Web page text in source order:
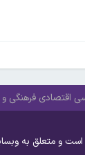
اقتصادی فرهنگی
و متعلق به